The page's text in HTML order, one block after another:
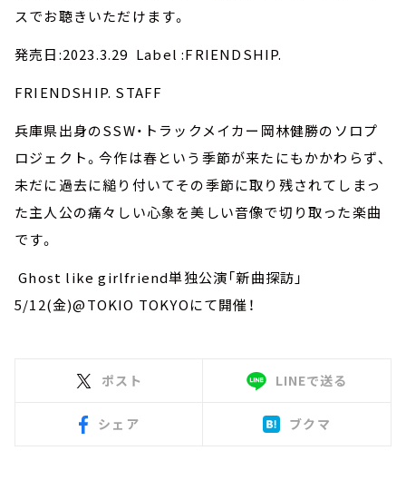
スでお聴きいただけます。
発売日:2023.3.29 Label :FRIENDSHIP.
FRIENDSHIP. STAFF
兵庫県出身のSSW・トラックメイカー岡林健勝のソロプ
ロジェクト。今作は春という季節が来たにもかかわらず、
未だに過去に縋り付いてその季節に取り残されてしまっ
た主人公の痛々しい心象を美しい音像で切り取った楽曲
です。
Ghost like girlfriend単独公演「新曲探訪」
5/12(金)@TOKIO TOKYOにて開催！
ポスト LINEで送る
シェア ブクマ